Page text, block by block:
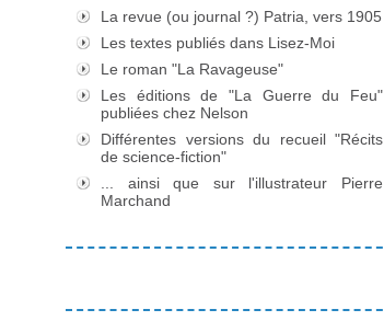
La revue (ou journal ?) Patria, vers 1905
Les textes publiés dans Lisez-Moi
Le roman "La Ravageuse"
Les éditions de "La Guerre du Feu"
publiées chez Nelson
Différentes versions du recueil "Récits
de science-fiction"
... ainsi que sur l'illustrateur Pierre
Marchand